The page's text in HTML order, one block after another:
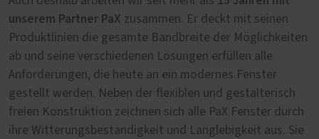
unserem Partner PaX zusammen. Er deckt mit seinen
Produktlinien die gesamte Bandbreite der Möglichkeiten
ab und seine verschiedenen Lösungen erfüllen alle
Anforderungen, die heute an ein modernes Fenster
gestellt werden. Neben der flexiblen und gestalterisch
freien Konstruktion zeichnen sich alle PaX Fenster durch
ihre Witterungsbeständigkeit und Langlebigkeit aus. Sie